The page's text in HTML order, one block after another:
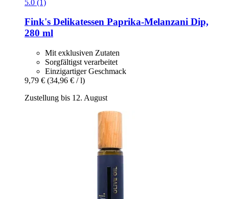
5.0 (1)
Fink's Delikatessen Paprika-​Melanzani Dip,
280 ml
Mit exklusiven Zutaten
Sorgfältigst verarbeitet
Einzigartiger Geschmack
9,79 € (34,96 € / l)
Zustellung bis 12. August